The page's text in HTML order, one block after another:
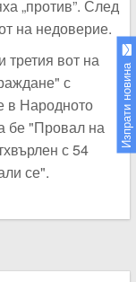
„против”. След
на недоверие.
третия вот на
с
в Народното
бе "Провал на
с 54
се".
Изпрати новина